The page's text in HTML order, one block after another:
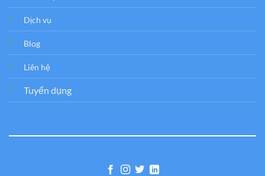
Dịch vụ
Blog
Liên hệ
Tuyển dụng